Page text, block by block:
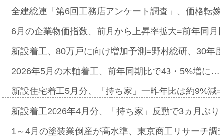
全建総連「第6回工務店アンケート調査」、価格転
6月の企業物価指数、前月から上昇率拡大=前年同
新設着工、80万戸に向け増加予測=野村総研、30年
2026年5月の木軸着工、前年同期比で43・5%増に…
新設住宅着工5月分、「持ち家」一昨年比は約9%
新設着工2026年4月分、「持ち家」反動で3ヵ月ぶ
1～4月の塗装業倒産が高水準、東京商工リサーチ